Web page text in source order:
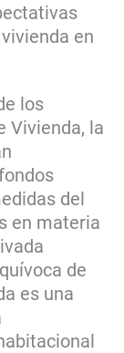
en
los
Vivienda, la
del
en materia
de
es una